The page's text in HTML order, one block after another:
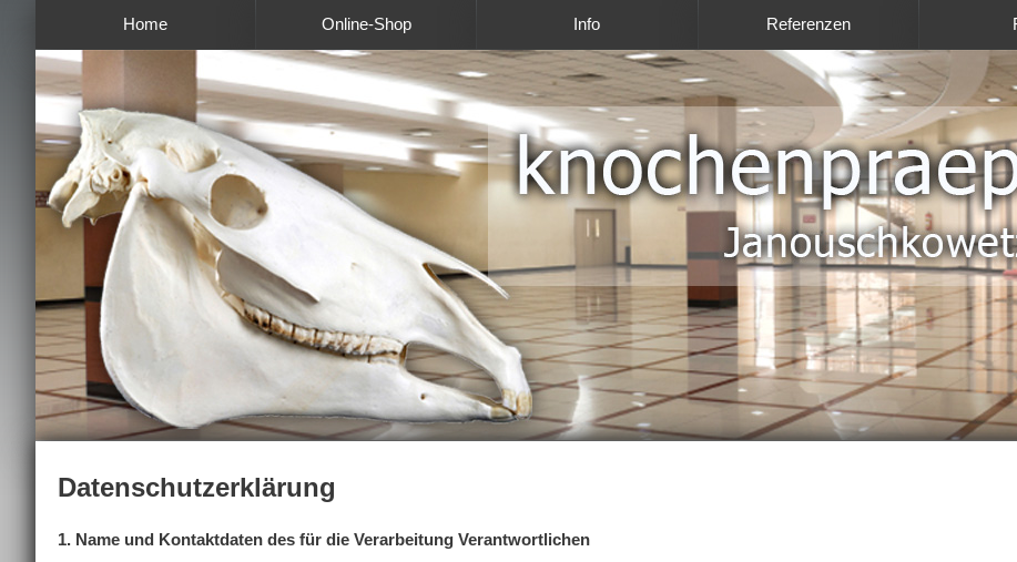
Home Online-Shop Info Referenzen
Datenschutzerklärung
1. Name und Kontaktdaten des für die Verarbeitung Verantwortlichen